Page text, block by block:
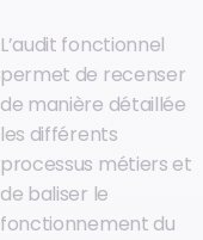
L’audit fonctionnel
permet de recenser
de manière détaillée
les différents
processus métiers et
de baliser le
fonctionnement du